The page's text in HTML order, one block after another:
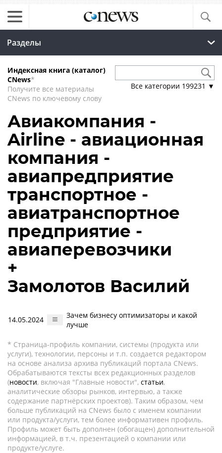
Разделы
Индексная книга (каталог)
CNews*
Получите все материалы
CNews по ключевому слову
Все категории 199231 ▼
Авиакомпания -
Airline - авиационная
компания -
авиапредприятие
транспортное -
авиатранспортное
предприятие -
авиаперевозчики
+
Замолотов Василий
14.05.2024
Зачем бизнесу оптимизаторы и какой
лучше
* Страница-профиль компании, системы (продукта или
услуги), технологии, персоны и т.п. создается редактором
на основе анализа архива публикаций портала CNews.
Обрабатываются тексты всех редакционных разделов
(новости, включая "Главные новости", статьи,
аналитические обзоры рынков, интервью, а также
содержание партнёрских проектов). Таким образом, чем
больше публикаций на CNews было с именем компании
или продукта/услуги, тем более информативен профиль.
Профиль может быть дополнен (обогащен) дополнительной
информацией, в т.ч. презентацией о компании или
продукте/услуге.